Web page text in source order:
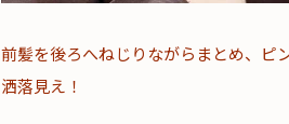
前髪を後ろへねじりながらまとめ、ピ
洒落見え！